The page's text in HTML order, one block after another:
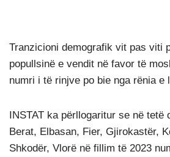
Tranzicioni demografik vit pas viti
popullsinë e vendit në favor të
numri i të rinjve po bie nga rënia e
INSTAT ka përllogaritur se në tetë
Berat, Elbasan, Fier, Gjirokastër,
Shkodër, Vlorë në fillim të 2023